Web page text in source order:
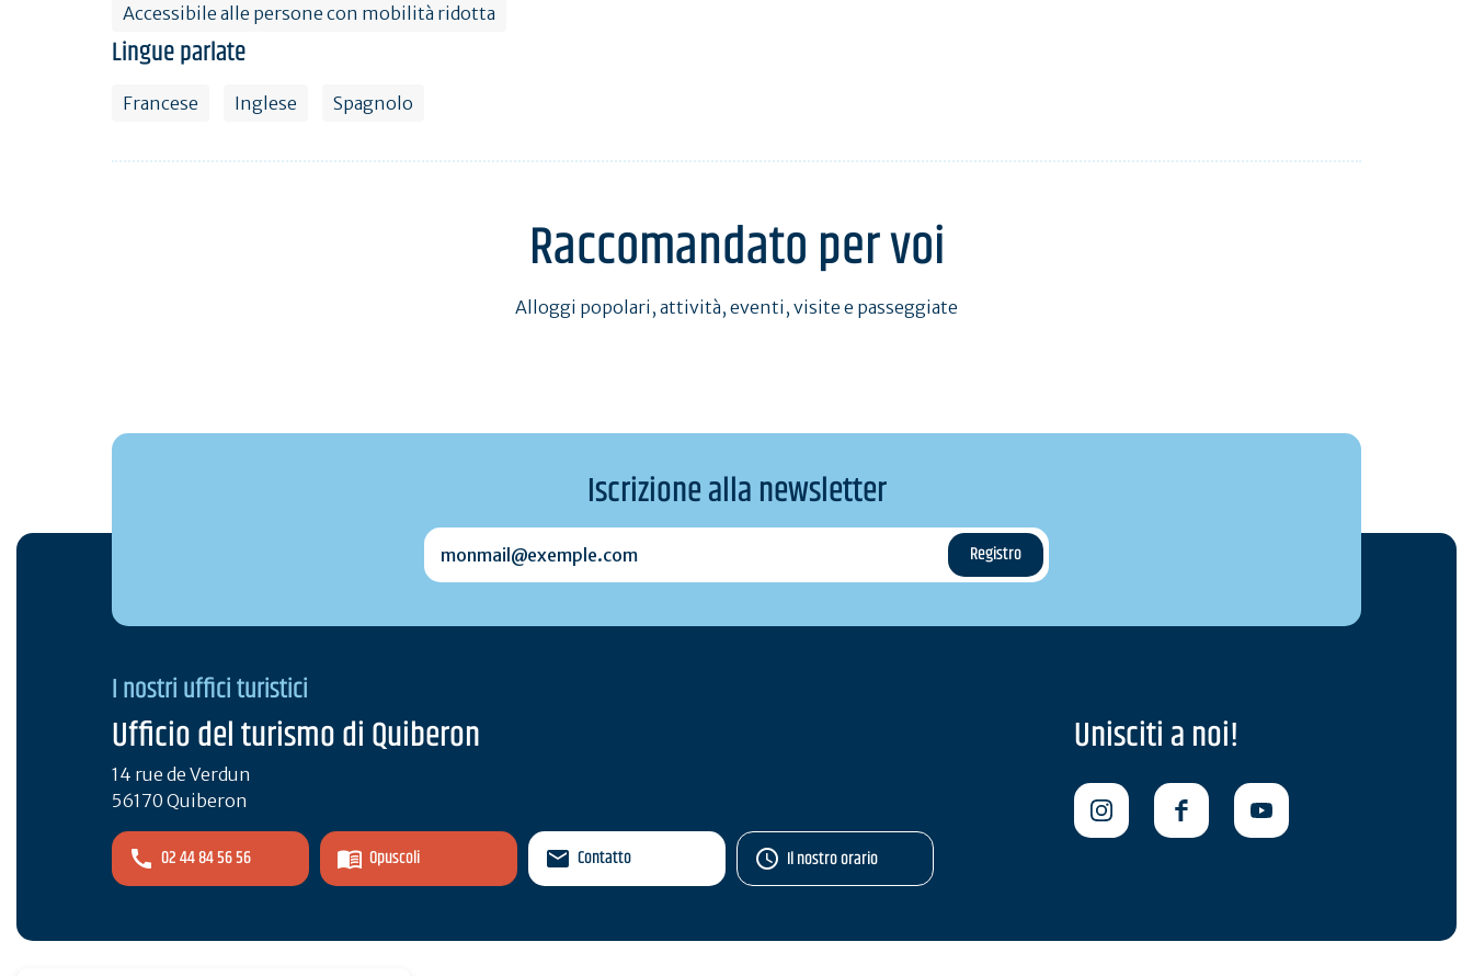
Accessibile alle persone con mobilità ridotta
Lingue parlate
Francese Inglese Spagnolo
Raccomandato per voi
Alloggi popolari, attività, eventi, visite e passeggiate
Iscrizione alla newsletter
monmail@exemple.com
I nostri uffici turistici
Ufficio del turismo di Quiberon
14 rue de Verdun
56170 Quiberon
02 44 84 56 56 Opuscoli Contatto Il nostro orario
Unisciti a noi!